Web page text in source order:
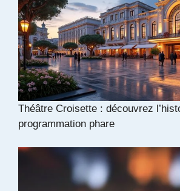
Théâtre Croisette : découvrez
programmation phare